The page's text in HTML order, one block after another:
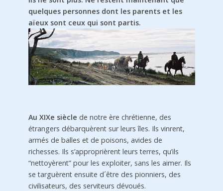
quelques personnes dont les parents et les
aïeux sont ceux qui sont partis.
Au XIXe siècle de notre ère chrétienne, des
étrangers débarquèrent sur leurs îles. Ils vinrent,
armés de balles et de poisons, avides de
richesses. Ils s’approprièrent leurs terres, qu’ils
“nettoyèrent” pour les exploiter, sans les aimer. Ils
se targuèrent ensuite d´être des pionniers, des
civilisateurs, des serviteurs dévoués.